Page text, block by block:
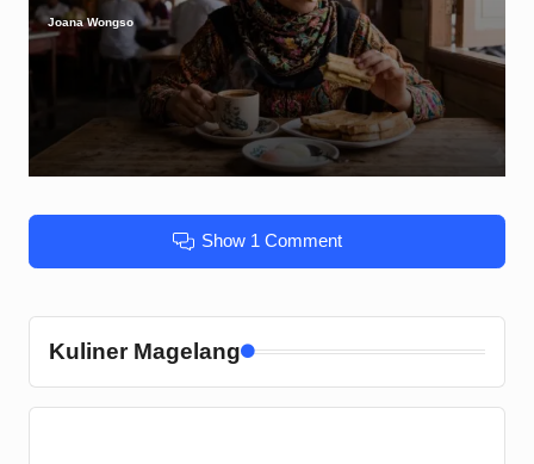
Posted
by
Joana Wongso
Show 1 Comment
Kuliner Magelang